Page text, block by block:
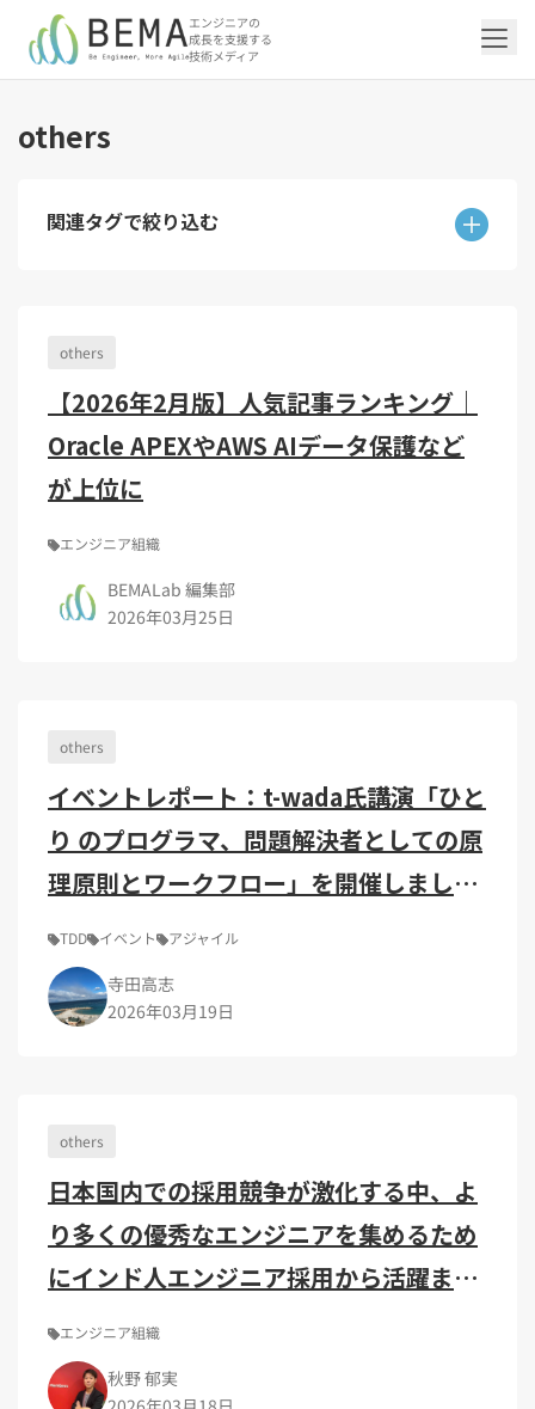
エンジニアの
成長を支援する
技術メディア
「アジャイル開発/スクラム」の記事一覧を
スクラムマスター（19）
「DevOps/クラウド」の記事一覧を見る
インフラストラクチャ（5）
サーバーレス（3）
CodeCommit（2）
Amplify（2）
Ansible（2）
Google Cloud（1）
DevSecOps（1）
Platform Engineering（1）
さくらのクラウド（1）
Kubernetes（1）
「AI」の記事一覧を見る
NotebookLM（3）
OpenAI（1）
「バックエンド」の記事一覧を見る
Ruby（2）
Cloud SQL（1）
「Flutter/モバイル」の記事一覧を見る
アプリ開発（1）
「Jamstack/フロントエンド」の記事一覧
Jamstack（10）
JavaScript（4）
WordPress（3）
Puppeteer（1）
SEO（1）
Redux（1）
React（1）
「others」の記事一覧を見る
アドベントカレンダー2024（25）
スキルアップ（24）
若手エンジニア（12）
トラブルシューティング（12）
キャリア（8）
内製化（7）
マネジメント（6）
DX推進（5）
デジタル人材育成（4）
others
関連タグで絞り込む
others
【2026年2月版】人気記事ランキング｜
Oracle APEXやAWS AIデータ保護など
が上位に
エンジニア組織
BEMALab 編集部
2026年03月25日
others
イベントレポート：t-wada氏講演「ひと
り のプログラマ、問題解決者としての原
理原則とワークフロー」を開催しまし
た！
TDD イベント アジャイル
寺田高志
2026年03月19日
others
日本国内での採用競争が激化する中、よ
り多くの優秀なエンジニアを集めるため
にインド人エンジニア採用から活躍まで
を検討
エンジニア組織
秋野 郁実